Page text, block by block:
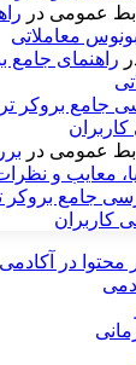
عمومی در
معاملاتی
راهنمای جامع
عمومی در
کاربران
محتوا در آکادمی